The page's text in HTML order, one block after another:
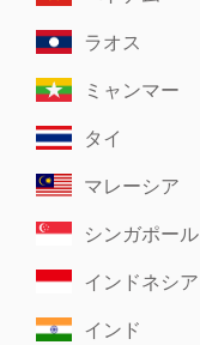
ラオス
ミャンマー
タイ
マレーシア
シンガポール
インドネシア
インド